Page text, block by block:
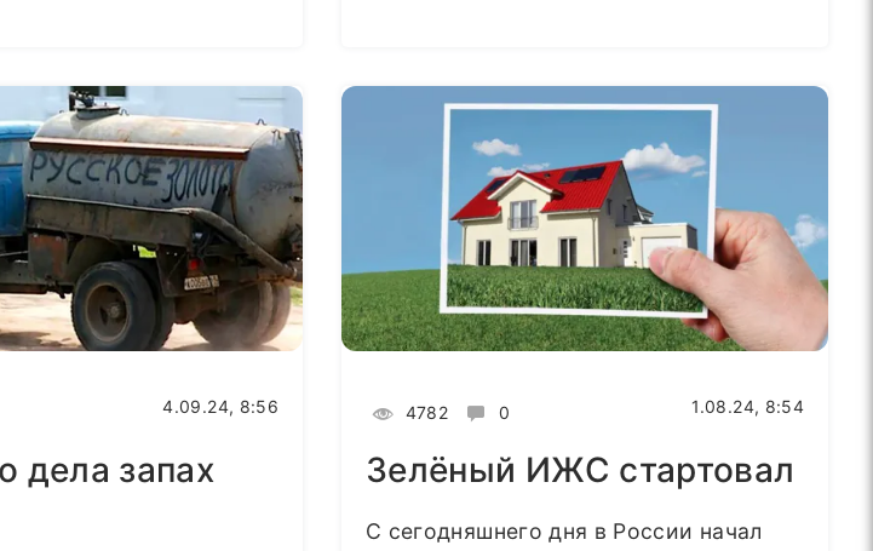
4.09.24, 8:56
дела запах
4782 0 1.08.24, 8:54
Зелёный ИЖС стартовал
С сегодняшнего дня в России начал